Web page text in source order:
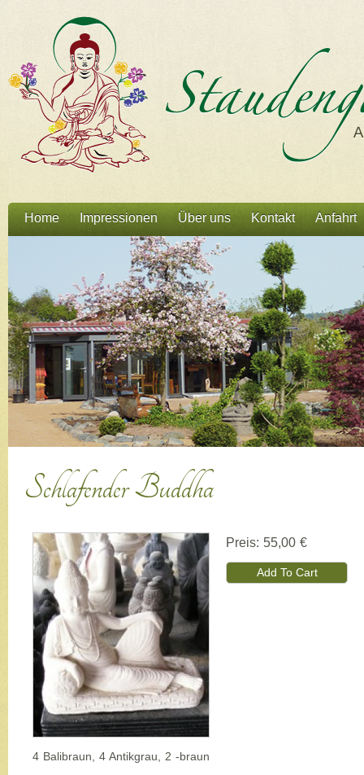
Home Impressionen Über uns Kontakt Anfahrt
Schlafender Buddha
Preis: 55,00 €
4 Balibraun, 4 Antikgrau, 2 -braun